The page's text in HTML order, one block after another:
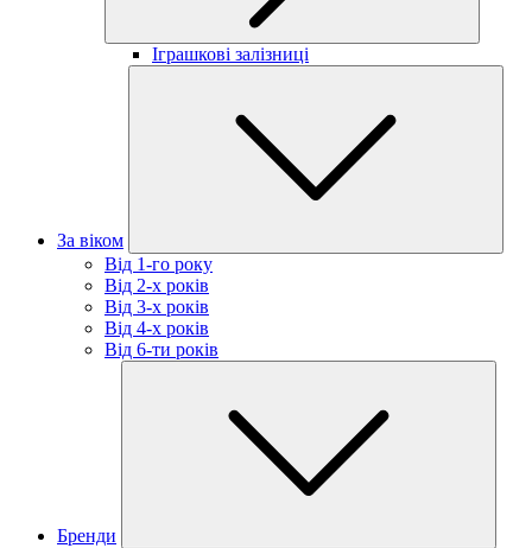
Іграшкові залізниці
За віком
Від 1-го року
Від 2-х років
Від 3-х років
Від 4-х років
Від 6-ти років
Бренди